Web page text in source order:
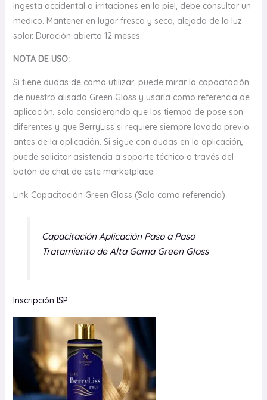
ingesta accidental o irritaciones en la piel, debe consultar un
medico. Mantener en lugar fresco y seco, alejado de la luz
solar. Duración abierto 12 meses.
NOTA DE USO:
Si tiene dudas de como utilizar, puede mirar la capacitación
de nuestro alisado Green Gloss y usarla como referencia de
aplicación, solo considerando que los tiempo de pose son
diferentes y que BerryLiss si requiere siempre lavado previo
antes de la aplicación. Si sigue con dudas en la aplicación,
puede solicitar asistencia a soporte técnico a través del
botón de chat de este marketplace.
Link Capacitación Green Gloss (Solo como referencia)
Capacitación Aplicación Paso a Paso
Tratamiento de Alta Gama Green Gloss
Inscripción ISP